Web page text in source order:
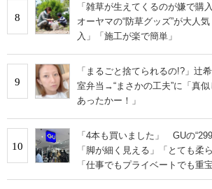
8
「雑草が生えてくるのが嫌で
オーヤマの“防草グッズ”が大人
入」「施工が楽で簡単」
9
「まるごと捨てられるの!?」辻
室弁当→“まさかの工夫”に「真
あったかー！」
10
「4本も買いました」 GUの
「脚が細く見える」「とても柔
「仕事でもプライベートでも重